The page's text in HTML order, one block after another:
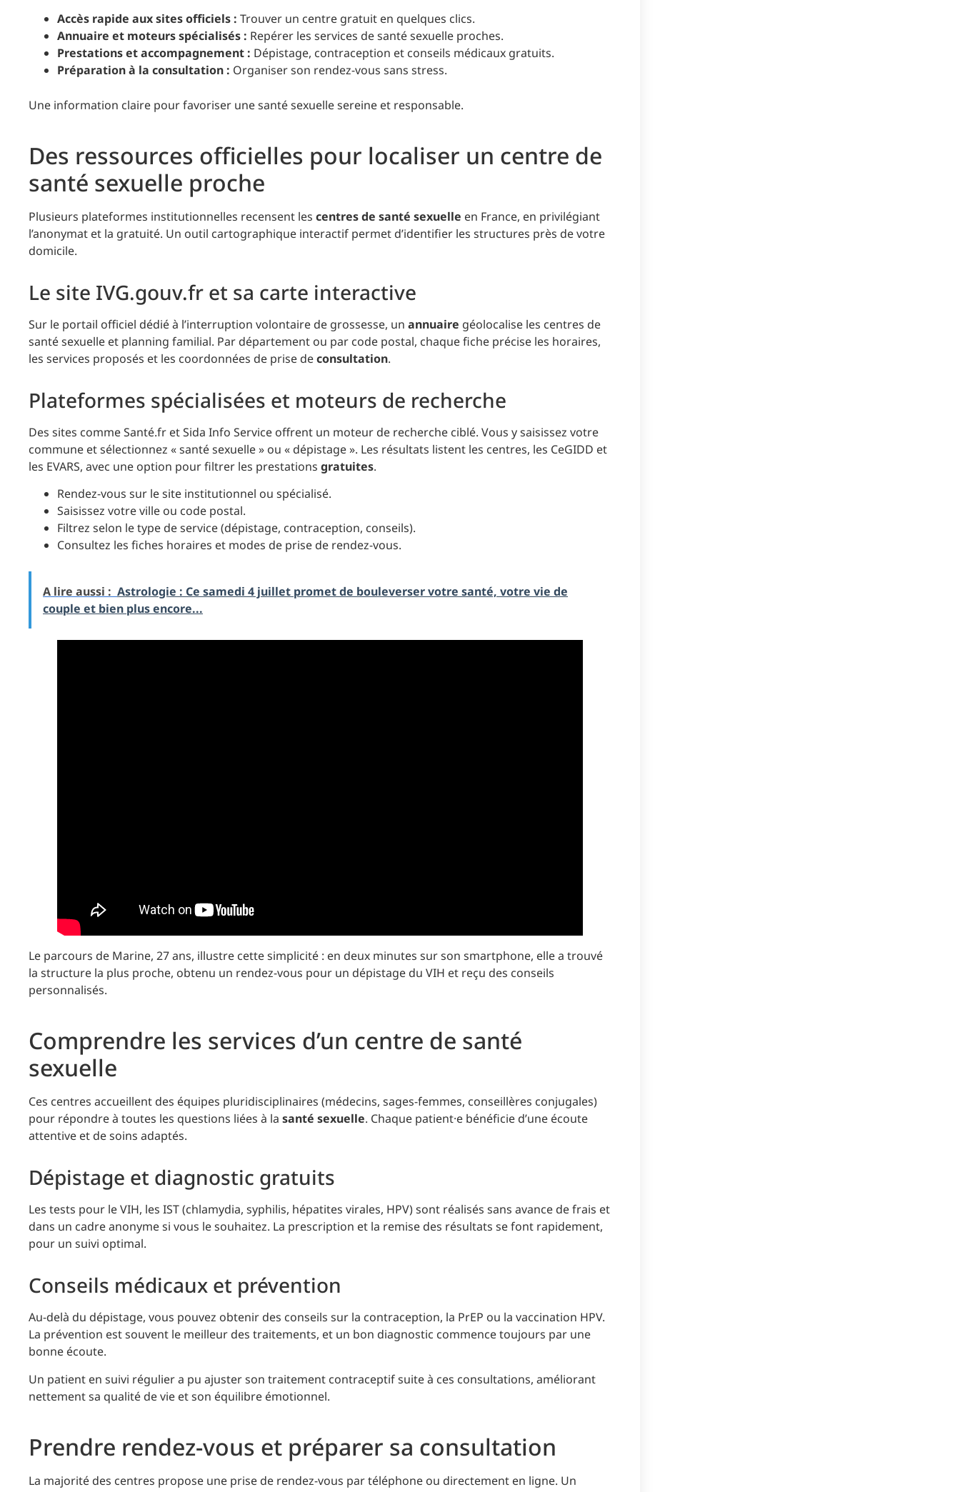
Accès rapide aux sites officiels : Trouver un centre gratuit en quelques clics.
Annuaire et moteurs spécialisés : Repérer les services de santé sexuelle proches.
Prestations et accompagnement : Dépistage, contraception et conseils médicaux gratuits.
Préparation à la consultation : Organiser son rendez-vous sans stress.
Une information claire pour favoriser une santé sexuelle sereine et responsable.
Des ressources officielles pour localiser un centre de
santé sexuelle proche
Plusieurs plateformes institutionnelles recensent les centres de santé sexuelle en France, en privilégiant
l’anonymat et la gratuité. Un outil cartographique interactif permet d’identifier les structures près de votre
domicile.
Le site IVG.gouv.fr et sa carte interactive
Sur le portail officiel dédié à l’interruption volontaire de grossesse, un annuaire géolocalise les centres de
santé sexuelle et planning familial. Par département ou par code postal, chaque fiche précise les horaires,
les services proposés et les coordonnées de prise deconsultation.
Plateformes spécialisées et moteurs de recherche
Des sites comme Santé.fr et Sida Info Service offrent un moteur de recherche ciblé. Vous y saisissez votre
commune et sélectionnez « santé sexuelle » ou « dépistage ». Les résultats listent les centres, les CeGIDD et
les EVARS, avec une option pour filtrer les prestations gratuites.
Rendez-vous sur le site institutionnel ou spécialisé.
Saisissez votre ville ou code postal.
Filtrez selon le type de service (dépistage, contraception, conseils).
Consultez les fiches horaires et modes de prise de rendez-vous.
A lire aussi : Astrologie : Ce samedi 4 juillet promet de bouleverser votre santé, votre vie de
couple et bien plus encore...
Le parcours de Marine, 27 ans, illustre cette simplicité : en deux minutes sur son smartphone, elle a trouvé
la structure la plus proche, obtenu un rendez-vous pour un dépistage du VIH et reçu des conseils
personnalisés.
Comprendre les services d’un centre de santé
sexuelle
Ces centres accueillent des équipes pluridisciplinaires (médecins, sages-femmes, conseillères conjugales)
pour répondre à toutes les questions liées à la santé sexuelle. Chaque patient·e bénéficie d’une écoute
attentive et de soins adaptés.
Dépistage et diagnostic gratuits
Les tests pour le VIH, les IST (chlamydia, syphilis, hépatites virales, HPV) sont réalisés sans avance de frais et
dans un cadre anonyme si vous le souhaitez. La prescription et la remise des résultats se font rapidement,
pour un suivi optimal.
Conseils médicaux et prévention
Au-delà du dépistage, vous pouvez obtenir des conseils sur la contraception, la PrEP ou la vaccination HPV.
La prévention est souvent le meilleur des traitements, et un bon diagnostic commence toujours par une
bonne écoute.
Un patient en suivi régulier a pu ajuster son traitement contraceptif suite à ces consultations, améliorant
nettement sa qualité de vie et son équilibre émotionnel.
Prendre rendez-vous et préparer sa consultation
La majorité des centres propose une prise de rendez-vous par téléphone ou directement en ligne. Un